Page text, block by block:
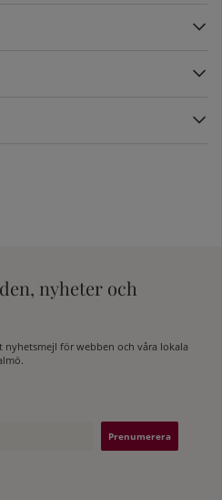
nyheter och
nyhetsmejl för webben och våra lokala
på: